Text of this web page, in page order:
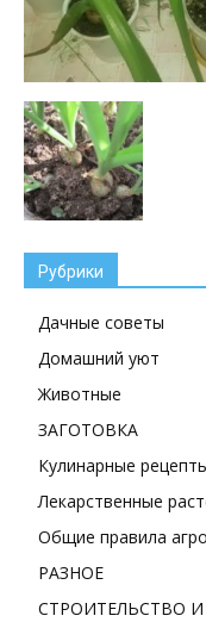
Рубрики
Дачные советы
Домашний уют
Животные
ЗАГОТОВКА
Кулинарные
Лекарственные
Общие правила
РАЗНОЕ
СТРОИТЕЛЬСТВО